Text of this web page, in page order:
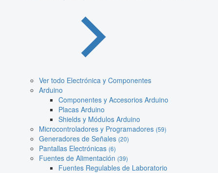
Ver todo Electrónica y Componentes
Arduino
Componentes y Accesorios Arduino
Placas Arduino
Shields y Módulos Arduino
Microcontroladores y Programadores (59)
Generadores de Señales (20)
Pantallas Electrónicas (6)
Fuentes de Alimentación (39)
Fuentes Regulables de Laboratorio